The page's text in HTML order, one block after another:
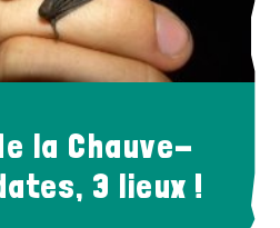
la Chauve-
3 lieux !